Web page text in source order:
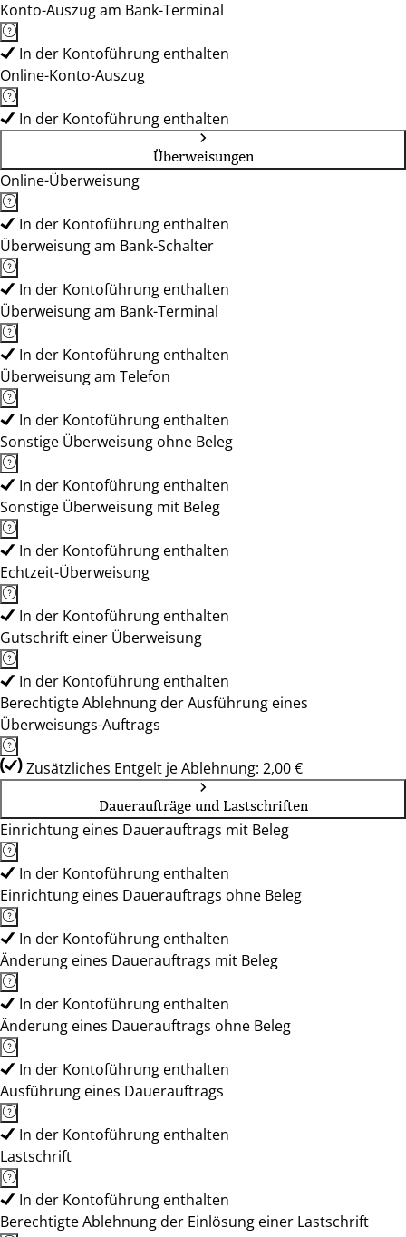
Konto-Auszug am Bank-Terminal
In der Kontoführung enthalten
Online-Konto-Auszug
In der Kontoführung enthalten
Überweisungen
Online-Überweisung
In der Kontoführung enthalten
Überweisung am Bank-Schalter
In der Kontoführung enthalten
Überweisung am Bank-Terminal
In der Kontoführung enthalten
Überweisung am Telefon
In der Kontoführung enthalten
Sonstige Überweisung ohne Beleg
In der Kontoführung enthalten
Sonstige Überweisung mit Beleg
In der Kontoführung enthalten
Echtzeit-Überweisung
In der Kontoführung enthalten
Gutschrift einer Überweisung
In der Kontoführung enthalten
Berechtigte Ablehnung der Ausführung eines
Überweisungs-Auftrags
Zusätzliches Entgelt je Ablehnung: 2,00 €
Daueraufträge und Lastschriften
Einrichtung eines Dauerauftrags mit Beleg
In der Kontoführung enthalten
Einrichtung eines Dauerauftrags ohne Beleg
In der Kontoführung enthalten
Änderung eines Dauerauftrags mit Beleg
In der Kontoführung enthalten
Änderung eines Dauerauftrags ohne Beleg
In der Kontoführung enthalten
Ausführung eines Dauerauftrags
In der Kontoführung enthalten
Lastschrift
In der Kontoführung enthalten
Berechtigte Ablehnung der Einlösung einer Lastschrift